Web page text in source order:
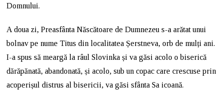
Domnului.
A doua zi, Preasfânta Născătoare de Dumnezeu s-a arătat unui
bolnav pe nume Titus din localitatea Șerstneva, orb de mulți ani.
I-a spus să meargă la râul Slovinka și va găsi acolo o biserică
dărăpănată, abandonată, și acolo, sub un copac care crescuse prin
acoperișul distrus al bisericii, va găsi sfânta Sa icoană.